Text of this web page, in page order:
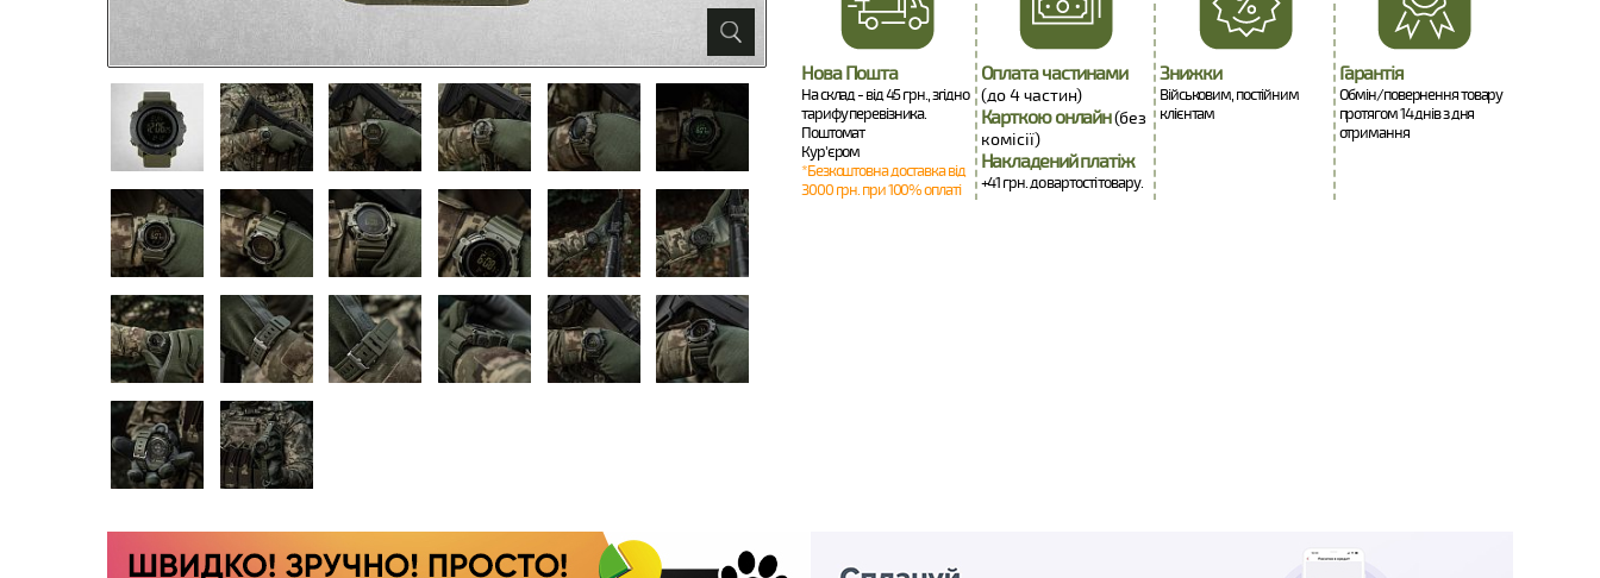
Нова Пошта
На склад - від 45 грн., згідно
тарифу перевізника.
Поштомат
Кур'єром
*Безкоштовна доставка від
3000 грн. при 100% оплаті
Оплата частинами
(до 4 частин)
Карткою онлайн(без
комісії)
Накладений платіж
+41 грн. до вартості товару.
Знижки
Військовим, постійним
клієнтам
Гарантія
Обмін/повернення товару
протягом 14 днів з дня
отримання